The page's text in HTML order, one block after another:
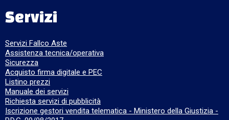
Servizi
Servizi Fallco Aste
Assistenza tecnica/operativa
Sicurezza
Acquisto firma digitale e PEC
Listino prezzi
Manuale dei servizi
Richiesta servizi di pubblicità
Iscrizione gestori vendita telematica - Ministero della Giustizia -